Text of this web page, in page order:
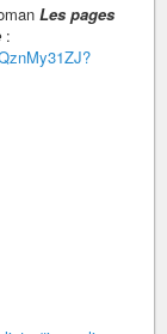
Les pages
: